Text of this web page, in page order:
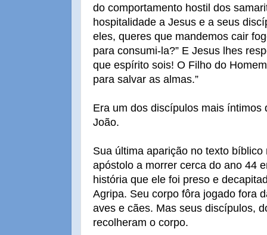
do comportamento hostil dos
hospitalidade a Jesus e a seus
eles, queres que mandemos cair
para consumi-la?” E Jesus lhes
que espírito sois! O Filho do
para salvar as almas.”
Era um dos discípulos mais íntimos
João.
Sua última aparição no texto
apóstolo a morrer cerca do ano 44
história que ele foi preso e
Agripa. Seu corpo fôra jogado fora
aves e cães. Mas seus discípulos,
recolheram o corpo.